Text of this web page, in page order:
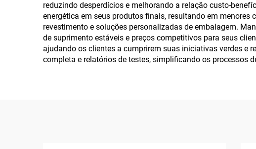
reduzindo desperdícios e melhorando a relação custo-
energética em seus produtos finais, resultando em
revestimento e soluções personalizadas de embalagem.
de suprimento estáveis e preços competitivos para seus
ajudando os clientes a cumprirem suas iniciativas verdes e
completa e relatórios de testes, simplificando os processos